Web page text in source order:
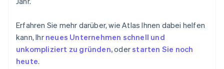
Erfahren Sie mehr darüber, wie Atlas Ihnen dabei helfen
kann, Ihr neues Unternehmen schnell und
unkompliziert zu gründen,oderstarten Sie noch
heute.